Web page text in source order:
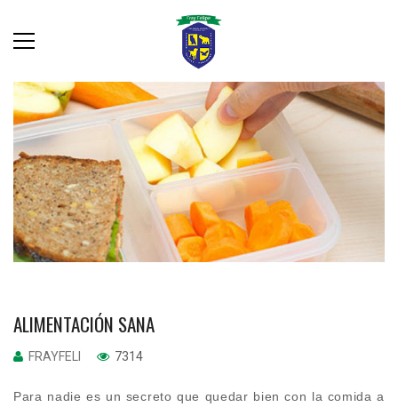
ALIMENTACIÓN SANA
FRAYFELI 7314
Para nadie es un secreto que quedar bien con la comida a